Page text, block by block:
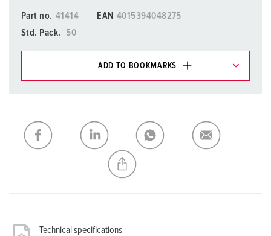
Part no. 41414 EAN 4015394048275
Std. Pack.
50
ADD TO BOOKMARKS
My list ADD
CREATE A NEW LIST
Technical specifications